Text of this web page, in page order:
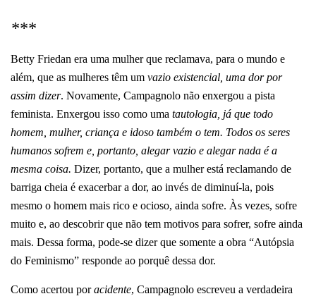
***
Betty Friedan era uma mulher que reclamava, para o mundo e
além, que as mulheres têm um vazio existencial, uma dor por
assim dizer. Novamente, Campagnolo não enxergou a pista
feminista. Enxergou isso como uma tautologia, já que todo
homem, mulher, criança e idoso também o tem. Todos os seres
humanos sofrem e, portanto, alegar vazio e alegar nada é a
mesma coisa. Dizer, portanto, que a mulher está reclamando de
barriga cheia é exacerbar a dor, ao invés de diminuí-la, pois
mesmo o homem mais rico e ocioso, ainda sofre. Às vezes, sofre
muito e, ao descobrir que não tem motivos para sofrer, sofre ainda
mais. Dessa forma, pode-se dizer que somente a obra “Autópsia
do Feminismo” responde ao porquê dessa dor.
Como acertou poracidente, Campagnolo escreveu a verdadeira